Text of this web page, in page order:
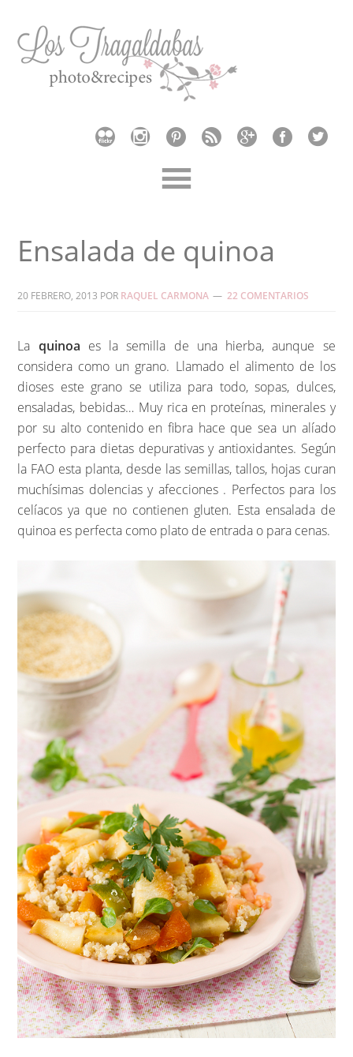
Ensalada de quinoa
20 FEBRERO, 2013 POR RAQUEL CARMONA 22 COMENTARIOS
La quinoa es la semilla de una hierba, aunque se
considera como un grano. Llamado el alimento de los
dioses este grano se utiliza para todo, sopas, dulces,
ensaladas, bebidas… Muy rica en proteínas, minerales y
por su alto contenido en fibra hace que sea un alíado
perfecto para dietas depurativas y antioxidantes. Según
la FAO esta planta, desde las semillas, tallos, hojas curan
muchísimas dolencias y afecciones . Perfectos para los
celíacos ya que no contienen gluten. Esta ensalada de
quinoa es perfecta como plato de entrada o para cenas.